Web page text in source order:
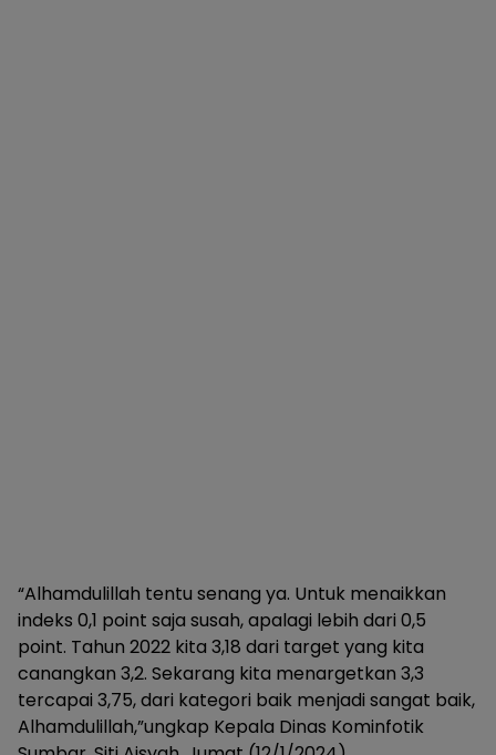
“Alhamdulillah tentu senang ya. Untuk menaikkan
indeks 0,1 point saja susah, apalagi lebih dari 0,5
point. Tahun 2022 kita 3,18 dari target yang kita
canangkan 3,2. Sekarang kita menargetkan 3,3
tercapai 3,75, dari kategori baik menjadi sangat baik,
Alhamdulillah,”ungkap Kepala Dinas Kominfotik